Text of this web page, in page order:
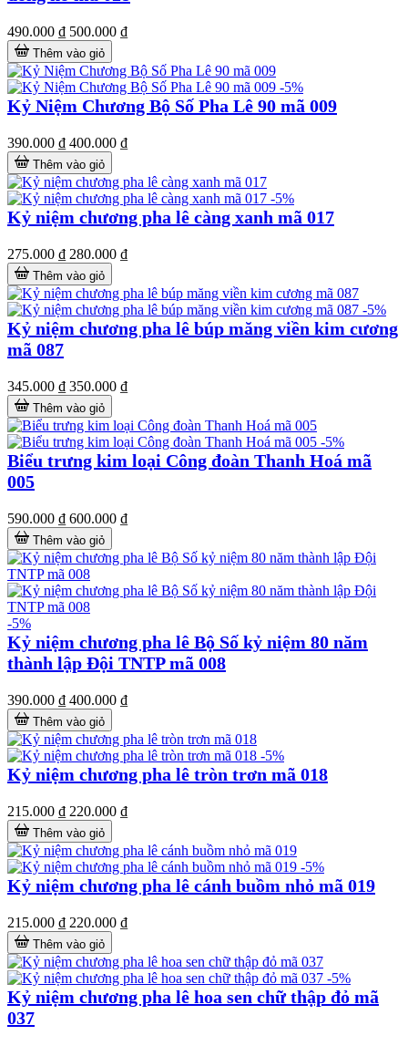
490.000 ₫ 500.000 ₫
Thêm vào giỏ
-5%
Kỷ Niệm Chương Bộ Số Pha Lê 90 mã 009
390.000 ₫ 400.000 ₫
Thêm vào giỏ
-5%
Kỷ niệm chương pha lê càng xanh mã 017
275.000 ₫ 280.000 ₫
Thêm vào giỏ
-5%
Kỷ niệm chương pha lê búp măng viền kim cương
mã 087
345.000 ₫ 350.000 ₫
Thêm vào giỏ
-5%
Biểu trưng kim loại Công đoàn Thanh Hoá mã
005
590.000 ₫ 600.000 ₫
Thêm vào giỏ
-5%
Kỷ niệm chương pha lê Bộ Số kỷ niệm 80 năm
thành lập Đội TNTP mã 008
390.000 ₫ 400.000 ₫
Thêm vào giỏ
-5%
Kỷ niệm chương pha lê tròn trơn mã 018
215.000 ₫ 220.000 ₫
Thêm vào giỏ
-5%
Kỷ niệm chương pha lê cánh buồm nhỏ mã 019
215.000 ₫ 220.000 ₫
Thêm vào giỏ
-5%
Kỷ niệm chương pha lê hoa sen chữ thập đỏ mã
037